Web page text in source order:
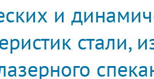
и
стали,